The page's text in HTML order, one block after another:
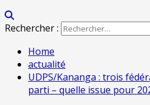
Rechercher :
Home
actualité
UDPS/Kananga : trois
parti – quelle issue pour